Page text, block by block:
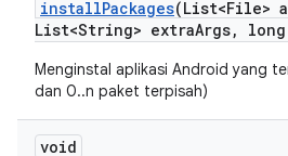
installPackages(List<File>
List<String> extraArgs,
Menginstal aplikasi Android yang
dan 0..n paket terpisah)
void